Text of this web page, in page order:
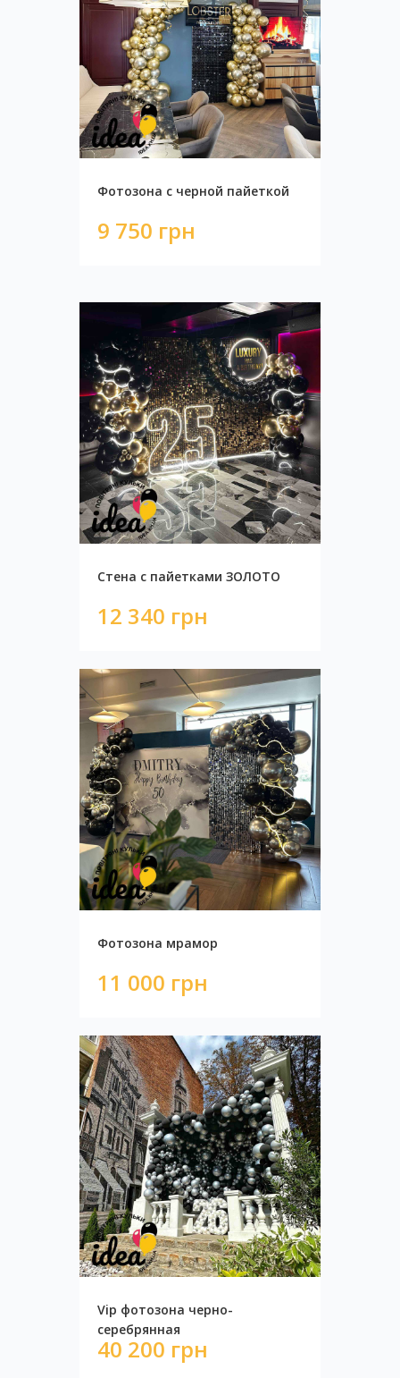
Автобус из шаров
15 000 грн
Фотозона с черной пайеткой
Стена с пайетками ЗОЛОТО
12 340 грн
Фотозона с черной пайеткой
9 750 грн
Стена с пайетками ЗОЛОТО
12 340 грн
Фотозона мрамор
11 000 грн
Vip фотозона черно-
серебрянная
40 200 грн